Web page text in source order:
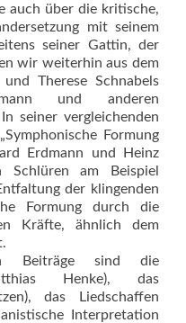
auch über die kritische,
mit seinem
seiner Gattin, der
wir weiterhin aus dem
Therese Schnabels
und anderen
seiner vergleichenden
Formung
Erdmann und Heinz
Schlüren am Beispiel
der klingenden
Formung durch die
Kräfte, ähnlich dem
Beiträge sind die
Henke), das
das Liedschaffen
Interpretation